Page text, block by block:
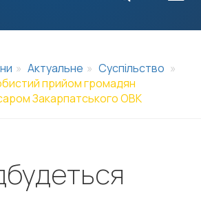
X
Актуальне
Суспільство
прийом громадян
Закарпатського ОВК